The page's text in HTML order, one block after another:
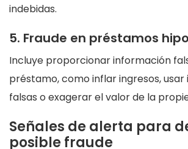
indebidas.
5. Fraude en préstamos
Incluye proporcionar información
préstamo, como inflar ingresos, usar
falsas o exagerar el valor de la
Señales de alerta para
posible fraude